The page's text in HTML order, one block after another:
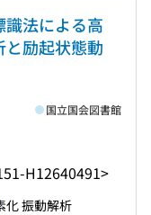
法による高
励起状態動
H12640491>
国立国会図書館
化 振動解析